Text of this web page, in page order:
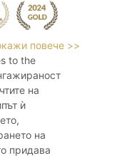
повече >>
to the
на
ѝ
на
придава